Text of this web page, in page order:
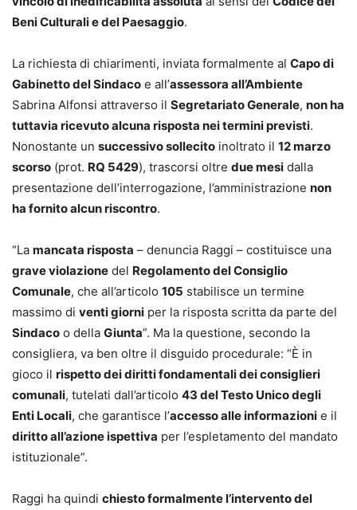
Beni Culturali e del Paesaggio.
La richiesta di chiarimenti, inviata formalmente al Capo di
Gabinetto del Sindaco e all’assessora all’Ambiente
Sabrina Alfonsi attraverso il Segretariato Generale, non ha
tuttavia ricevuto alcuna risposta nei termini previsti.
Nonostante un successivo sollecito inoltrato il 12 marzo
scorso (prot. RQ 5429), trascorsi oltre due mesi dalla
presentazione dell’interrogazione, l’amministrazione non
ha fornito alcun riscontro.
“La mancata risposta – denuncia Raggi – costituisce una
grave violazione del Regolamento del Consiglio
Comunale, che all’articolo 105 stabilisce un termine
massimo di venti giorni per la risposta scritta da parte del
Sindaco o della Giunta”. Ma la questione, secondo la
consigliera, va ben oltre il disguido procedurale: “È in
gioco il rispetto dei diritti fondamentali dei consiglieri
comunali, tutelati dall’articolo 43 del Testo Unico degli
Enti Locali, che garantisce l’accesso alle informazioni e il
diritto all’azione ispettiva per l’espletamento del mandato
istituzionale”.
Raggi ha quindi chiesto formalmente l’intervento del